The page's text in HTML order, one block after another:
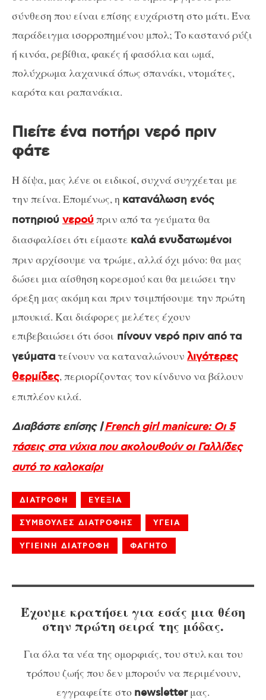
σύνθεση που είναι επίσης ευχάριστη στο μάτι. Ένα
παράδειγμα ισορροπημένου μπολ; Το καστανό ρύζι
ή κινόα, ρεβίθια, φακές ή φασόλια και ωμά,
πολύχρωμα λαχανικά όπως σπανάκι, ντομάτες,
καρότα και ραπανάκια.
Πιείτε ένα ποτήρι νερό πριν
φάτε
Η δίψα, μας λένε οι ειδικοί, συχνά συγχέεται με
την πείνα. Επομένως, η κατανάλωση ενός
ποτηριού νερού πριν από τα γεύματα θα
διασφαλίσει ότι είμαστε καλά ενυδατωμένοι
πριν αρχίσουμε να τρώμε, αλλά όχι μόνο: θα μας
δώσει μια αίσθηση κορεσμού και θα μειώσει την
όρεξη μας ακόμη και πριν τσιμπήσουμε την πρώτη
μπουκιά. Και διάφορες μελέτες έχουν
επιβεβαιώσει ότι όσοι πίνουν νερό πριν από τα
γεύματατείνουν να καταναλώνουν λιγότερες
θερμίδες, περιορίζοντας τον κίνδυνο να βάλουν
επιπλέον κιλά.
Διαβάστε επίσης |French girl manicure: Οι 5
τάσεις στα νύχια που ακολουθούν οι Γαλλίδες
αυτό το καλοκαίρι
ΔΙΑΤΡΟΦΗ ΕΥΕΞΙΑ
ΣΥΜΒΟΥΛΕΣ ΔΙΑΤΡΟΦΗΣ ΥΓΕΙΑ
ΥΓΙΕΙΝΗ ΔΙΑΤΡΟΦΗ ΦΑΓΗΤΟ
Έχουμε κρατήσει για εσάς μια θέση
στην πρώτη σειρά της μόδας.
Για όλα τα νέα της ομορφιάς, του στυλ και του
τρόπου ζωής που δεν μπορούν να περιμένουν,
εγγραφείτε στο newsletterμας.